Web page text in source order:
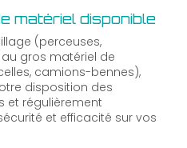
matériel disponible
(perceuses,
gros matériel de
camions-bennes),
disposition des
et régulièrement
et efficacité sur vos